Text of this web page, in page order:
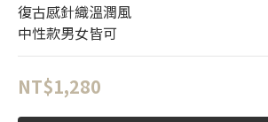
復古感針織溫潤風
中性款男女皆可
NT$1,280